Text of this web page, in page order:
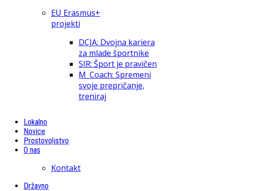
EU Erasmus+
projekti
DCJA: Dvojna kariera
za mlade športnike
SIR: Šport je pravičen
M_Coach: Spremeni
svoje prepričanje,
treniraj
Lokalno
Novice
Prostovoljstvo
O nas
Kontakt
Državno